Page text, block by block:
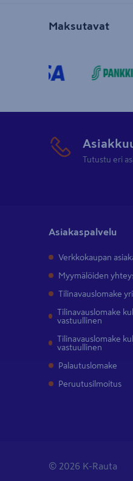
Maksutavat
Tutustu eri
Asiakaspalvelu
Verkkokaupan
Myymälöiden
Tilinavauslomake
Tilinavauslomake
vastuullinen
Tilinavauslomake
vastuullinen
Palautuslomake
Peruutusilmoitus
© 2026 K-Rauta